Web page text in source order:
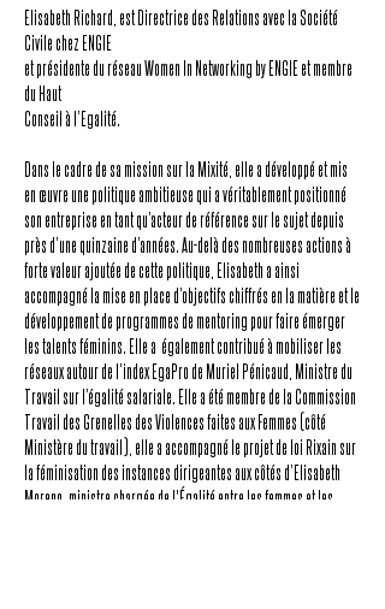
Elisabeth Richard, est Directrice des Relations avec la Société
Civile chez ENGIE
et présidente du réseau Women In Networking by ENGIE et membre
du Haut
Conseil à l’Egalité.
Dans le cadre de sa mission sur la Mixité, elle a développé et mis
en œuvre une politique ambitieuse qui a véritablement positionné
son entreprise en tant qu’acteur de référence sur le sujet depuis
près d’une quinzaine d’années. Au-delà des nombreuses actions à
forte valeur ajoutée de cette politique, Elisabeth a ainsi
accompagné la mise en place d’objectifs chiffrés en la matière et le
développement de programmes de mentoring pour faire émerger
les talents féminins. Elle a également contribué à mobiliser les
réseaux autour de l’index EgaPro de Muriel Pénicaud, Ministre du
Travail sur l’égalité salariale. Elle a été membre de la Commission
Travail des Grenelles des Violences faites aux Femmes (côté
Ministère du travail), elle a accompagné le projet de loi Rixain sur
la féminisation des instances dirigeantes aux côtés d’Elisabeth
Moreno, ministre chargée de l'Égalité entre les femmes et les